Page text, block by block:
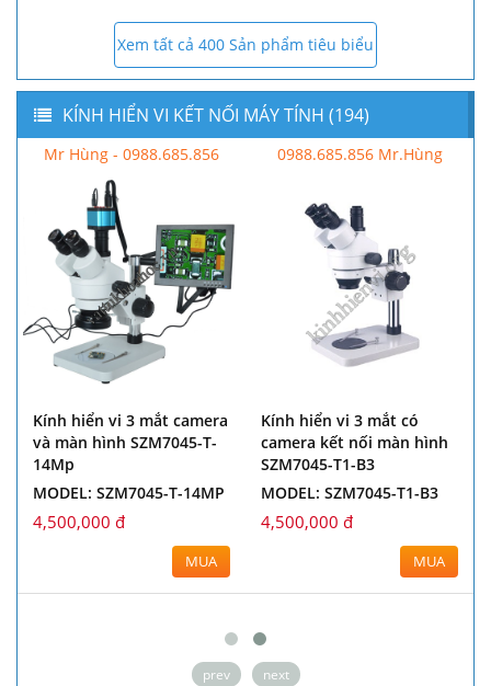
Xem tất cả 400 Sản phẩm tiêu biểu
KÍNH HIỂN VI KẾT NỐI MÁY TÍNH (194)
Mr Hùng - 0988.685.856
Kính hiển vi 3 mắt camera
và màn hình SZM7045-T-
14Mp
MODEL: SZM7045-T-14MP
4,500,000 đ
MUA
0988.685.856 Mr.Hùng
Kính hiển vi 3 mắt có
camera kết nối màn hình
SZM7045-T1-B3
MODEL: SZM7045-T1-B3
4,500,000 đ
MUA
prev next